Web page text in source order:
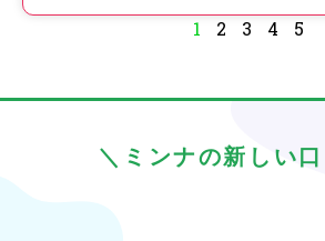
1 2 3 4 5
＼ミンナの新しい